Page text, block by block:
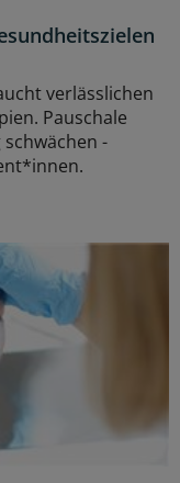
verlässlichen
Pauschale
-